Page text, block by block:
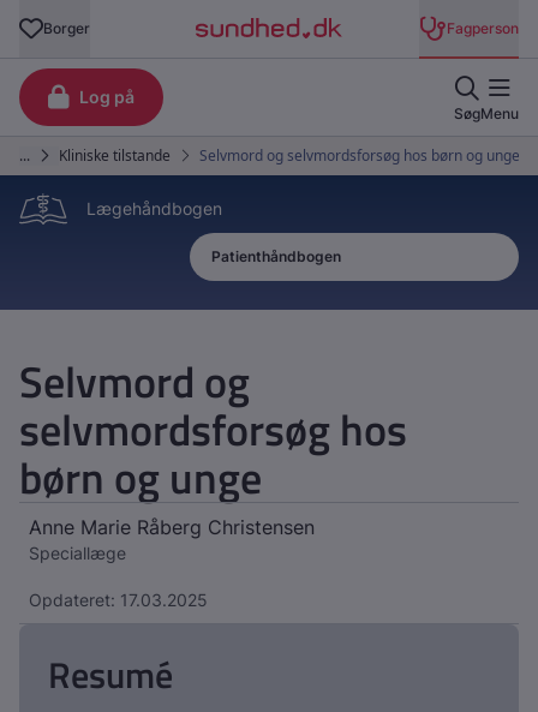
Lægehåndbogen
Patienthåndbogen
Selvmord og
selvmordsforsøg hos
børn og unge
Anne Marie Råberg Christensen
Speciallæge
Opdateret: 17.03.2025
Resumé